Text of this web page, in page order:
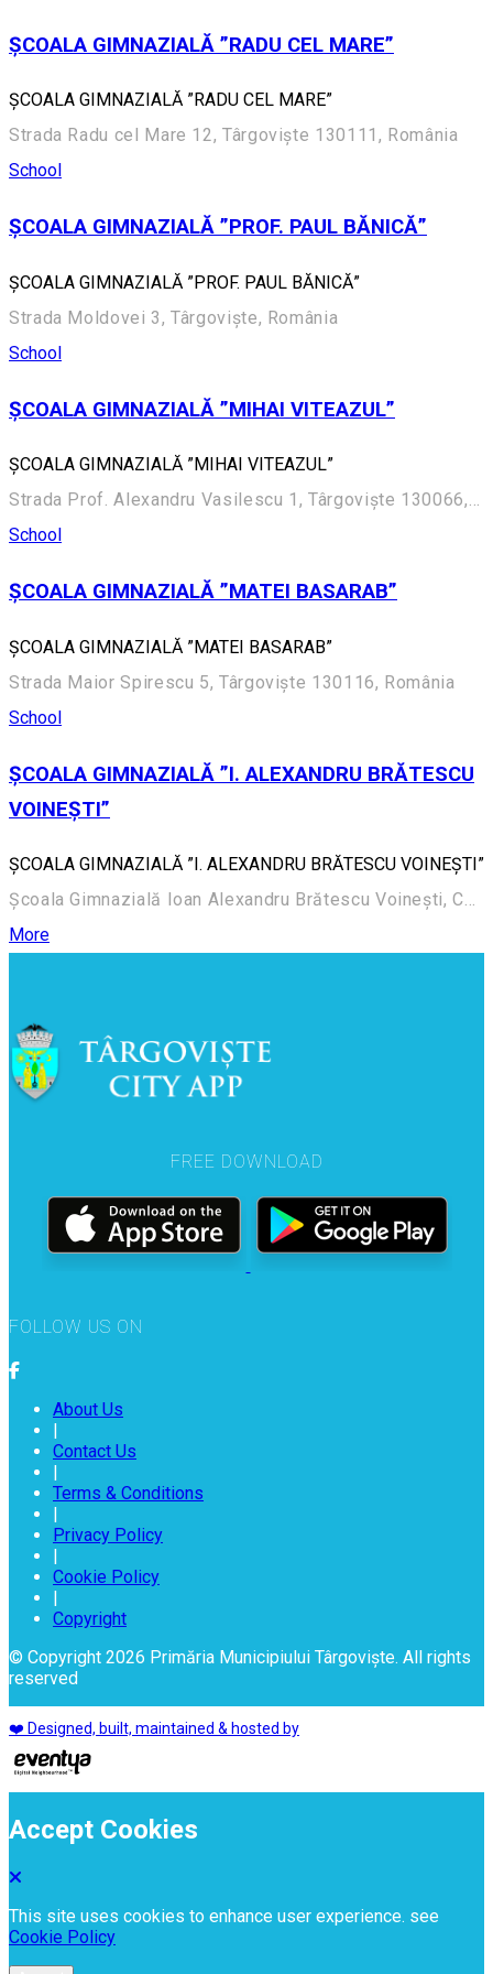
ȘCOALA GIMNAZIALĂ ”RADU CEL MARE”
ȘCOALA GIMNAZIALĂ ”RADU CEL MARE”
Strada Radu cel Mare 12, Târgoviște 130111, România
School
ȘCOALA GIMNAZIALĂ ”PROF. PAUL BĂNICĂ”
ȘCOALA GIMNAZIALĂ ”PROF. PAUL BĂNICĂ”
Strada Moldovei 3, Târgoviște, România
School
ȘCOALA GIMNAZIALĂ ”MIHAI VITEAZUL”
ȘCOALA GIMNAZIALĂ ”MIHAI VITEAZUL”
Strada Prof. Alexandru Vasilescu 1, Târgoviște 130066, România
School
ȘCOALA GIMNAZIALĂ ”MATEI BASARAB”
ȘCOALA GIMNAZIALĂ ”MATEI BASARAB”
Strada Maior Spirescu 5, Târgoviște 130116, România
School
ȘCOALA GIMNAZIALĂ ”I. ALEXANDRU BRĂTESCU
VOINEȘTI”
ȘCOALA GIMNAZIALĂ ”I. ALEXANDRU BRĂTESCU VOINEȘTI”
Școala Gimnazială Ioan Alexandru Brătescu Voinești, Calea Domnească 252
More
FREE DOWNLOAD
FOLLOW US ON
About Us
Contact Us
Terms & Conditions
Privacy Policy
Cookie Policy
Copyright
© Copyright 2026 Primăria Municipiului Târgoviște. All rights
reserved
❤️ Designed, built, maintained & hosted by
Accept Cookies
This site uses cookies to enhance user experience. see
Cookie Policy